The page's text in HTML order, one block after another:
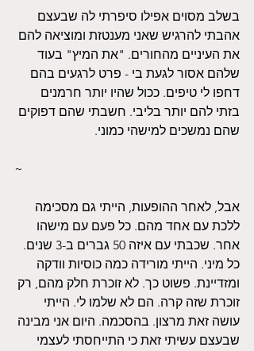
בשלב מסוים אפילו סיפרתי לה שבעצם
אהבתי להרגיש שאני מענטזת ומוציאה להם
את העיניים מהחורים. "את המיץ" בעוד
שלהם אסור לגעת בי - פרט לרגעים בהם
דחפו לי טיפים. ככול שהיו יותר חרמנים
בזתי להם יותר בליבי. חשבתי שהם דפוקים
שהם נמשכים למישהי כמוני.
~
אבל, לאחר ההופעות, הייתי גם מסכימה
ללכת עם אחד מהם. כל פעם עם מישהו
אחר. שכבתי עם איזה 50 גברים ב-3 שנים.
כל מיני. הייתי מורידה כמה כוסיות וודקה
ומזדיינת. פשוט כך. לא זוכרת חלק מהם, רק
זוכרת שזה קרה. הם לא שלמו לי. הייתי
עושה זאת מרצון. בהסכמה. היום אני מבינה
שבעצם עשיתי זאת כי התייחסתי לעצמי